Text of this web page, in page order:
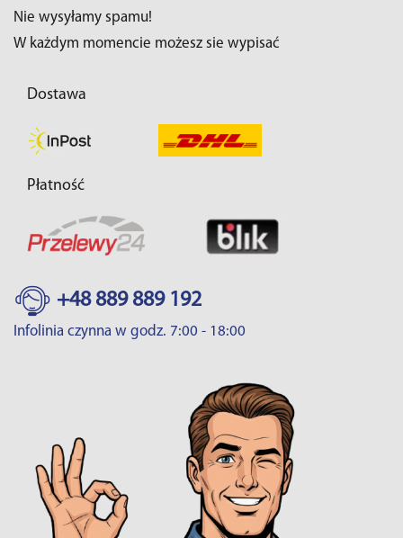
Nie wysyłamy spamu!
W każdym momencie możesz sie wypisać
Dostawa
Płatność
+48 889 889 192
Infolinia czynna w godz. 7:00 - 18:00